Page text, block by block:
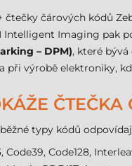
čtečky čárových kódů
Imaging pak
– DPM), které
výrobě elektroniky,
ČTEČKA
typy kódů
Code39, Code128,